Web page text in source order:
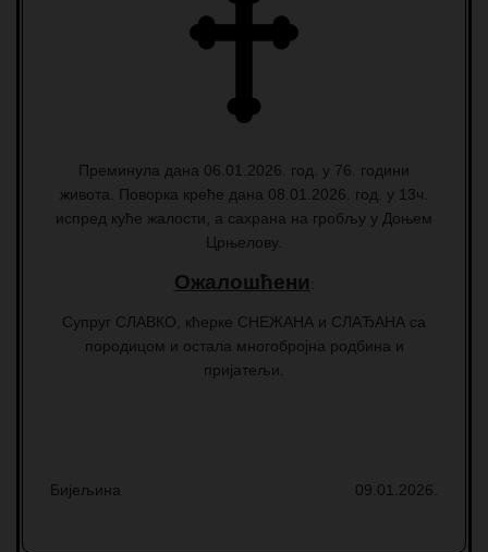
Преминула дана 06.01.2026. год. у 76. години
живота. Поворка креће дана 08.01.2026. год. у 13ч.
испред куће жалости, а сахрана на гробљу у Доњем
Црњелову.
Ожалошћени:
Супруг СЛАВКО, кћерке СНЕЖАНА и СЛАЂАНА са
породицом и остала многобројна родбина и
пријатељи.
Бијељина 09.01.2026.